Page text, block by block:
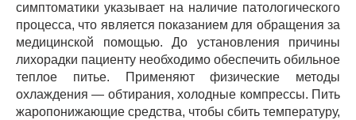
симптоматики указывает на наличие патологического
процесса, что является показанием для обращения за
медицинской помощью. До установления причины
лихорадки пациенту необходимо обеспечить обильное
теплое питье. Применяют физические методы
охлаждения — обтирания, холодные компрессы. Пить
жаропонижающие средства, чтобы сбить температуру,